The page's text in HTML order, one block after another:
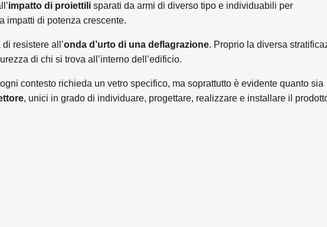
impatto di proiettili sparati da armi di diverso tipo e individuabili per
impatti di potenza crescente.
resistere all’onda d’urto di una deflagrazione. Proprio la diversa
di chi si trova all’interno dell’edificio.
contesto richieda un vetro specifico, ma soprattutto è evidente quanto sia
, unici in grado di individuare, progettare, realizzare e installare il